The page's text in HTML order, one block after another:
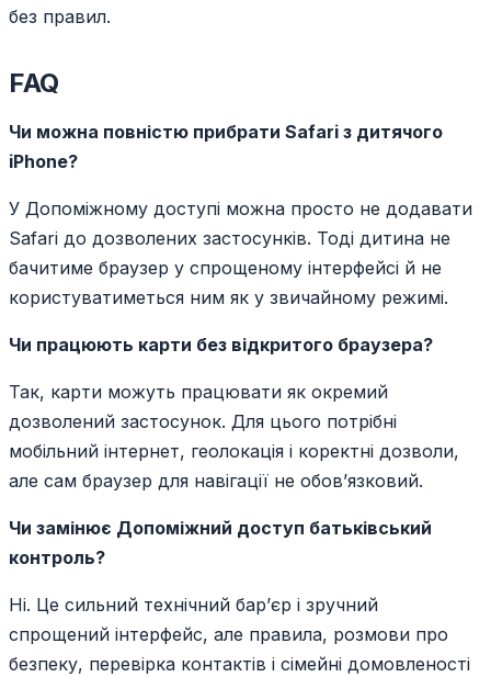
без правил.
FAQ
Чи можна повністю прибрати Safari з дитячого
iPhone?
У Допоміжному доступі можна просто не додавати
Safari до дозволених застосунків. Тоді дитина не
бачитиме браузер у спрощеному інтерфейсі й не
користуватиметься ним як у звичайному режимі.
Чи працюють карти без відкритого браузера?
Так, карти можуть працювати як окремий
дозволений застосунок. Для цього потрібні
мобільний інтернет, геолокація і коректні дозволи,
але сам браузер для навігації не обов’язковий.
Чи замінює Допоміжний доступ батьківський
контроль?
Ні. Це сильний технічний бар’єр і зручний
спрощений інтерфейс, але правила, розмови про
безпеку, перевірка контактів і сімейні домовленості